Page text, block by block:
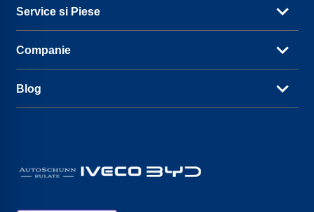
Service si Piese
Companie
Blog